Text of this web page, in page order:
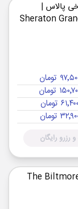
پالاس |
Sheraton
تومان
تومان
تومان
تومان
رزرو رایگان
| The